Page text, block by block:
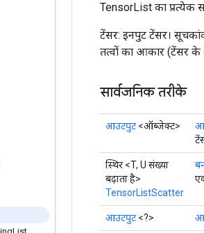
TensorList का प्रत्येक
टेंसर: इनपुट टेंसर।
तत्वों का आकार (टेंसर के
सार्वजनिक तरीके
आउटपुट <ऑब्जेक्ट>
स्थिर <T, U संख्या
बढ़ाता है>
TensorListScatter
आउटपुट <?>